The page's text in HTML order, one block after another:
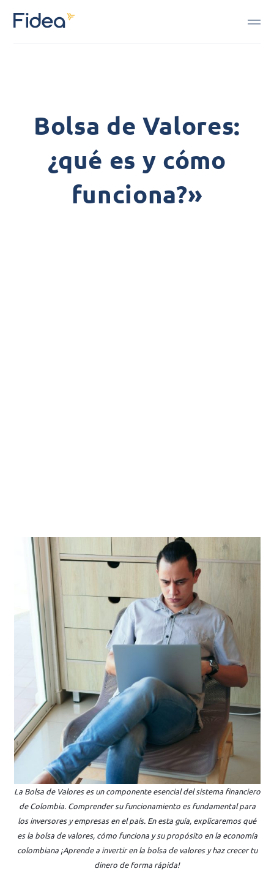
Bolsa de Valores:
¿qué es y cómo
funciona?»
La Bolsa de Valores es un componente esencial del sistema financiero
de Colombia. Comprender su funcionamiento es fundamental para
los inversores y empresas en el país. En esta guía, explicaremos qué
es la bolsa de valores, cómo funciona y su propósito en la economía
colombiana ¡Aprende a invertir en la bolsa de valores y haz crecer tu
dinero de forma rápida!